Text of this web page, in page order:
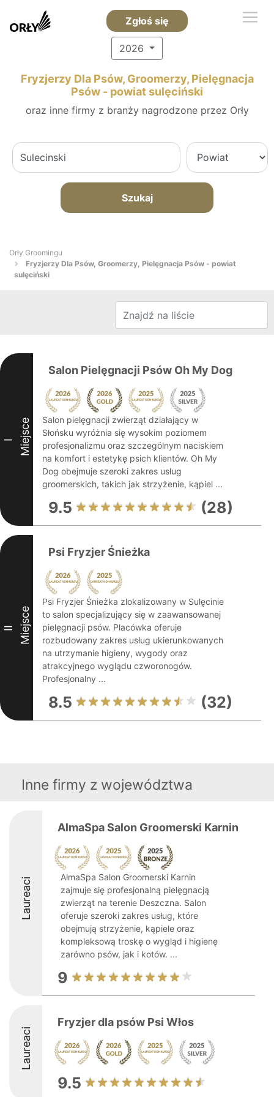
Zgłoś się
2026
Fryzjerzy Dla Psów, Groomerzy, Pielęgnacja
Psów - powiat sulęciński
oraz inne firmy z branży nagrodzone przez Orły
Szukaj
Orły Groomingu
Fryzjerzy Dla Psów, Groomerzy, Pielęgnacja Psów - powiat
sulęciński
I Miejsce
Salon Pielęgnacji Psów Oh My Dog
Salon pielęgnacji zwierząt działający w
Słońsku wyróżnia się wysokim poziomem
profesjonalizmu oraz szczególnym naciskiem
na komfort i estetykę psich klientów. Oh My
Dog obejmuje szeroki zakres usług
groomerskich, takich jak strzyżenie, kąpiel ...
9.5 (28)
II Miejsce
Psi Fryzjer Śnieżka
Psi Fryzjer Śnieżka zlokalizowany w Sulęcinie
to salon specjalizujący się w zaawansowanej
pielęgnacji psów. Placówka oferuje
rozbudowany zakres usług ukierunkowanych
na utrzymanie higieny, wygody oraz
atrakcyjnego wyglądu czworonogów.
Profesjonalny ...
8.5 (32)
Inne firmy z województwa
Laureaci
AlmaSpa Salon Groomerski Karnin
AlmaSpa Salon Groomerski Karnin
zajmuje się profesjonalną pielęgnacją
zwierząt na terenie Deszczna. Salon
oferuje szeroki zakres usług, które
obejmują strzyżenie, kąpiele oraz
kompleksową troskę o wygląd i higienę
zarówno psów, jak i kotów. ...
9
Laureaci
Fryzjer dla psów Psi Włos
9.5